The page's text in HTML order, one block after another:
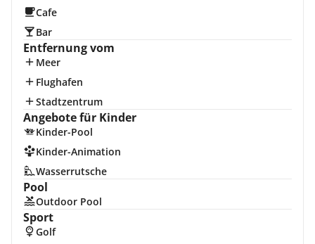
Cafe
Bar
Entfernung vom
Meer
Flughafen
Stadtzentrum
Angebote für Kinder
Kinder-Pool
Kinder-Animation
Wasserrutsche
Pool
Outdoor Pool
Sport
Golf